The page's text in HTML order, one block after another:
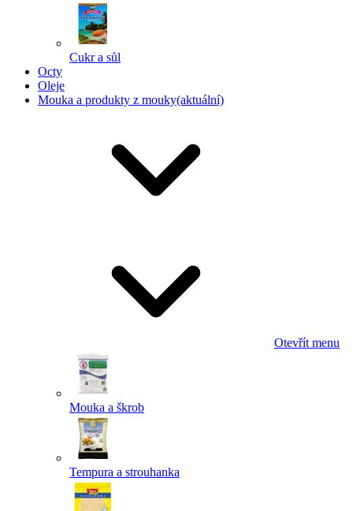
Cukr a sůl
Octy
Oleje
Mouka a produkty z mouky(aktuální)
Otevřít menu
Mouka a škrob
Tempura a strouhanka
Powered by chaterimo